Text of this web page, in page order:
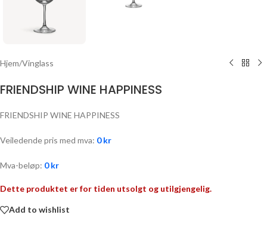
Hjem/Vinglass
FRIENDSHIP WINE HAPPINESS
FRIENDSHIP WINE HAPPINESS
Veiledende pris med mva: 0kr
Mva-beløp: 0kr
Dette produktet er for tiden utsolgt og utilgjengelig.
Add to wishlist